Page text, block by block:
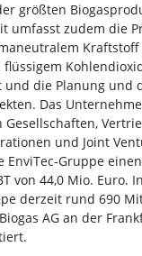
größten
umfasst zudem die
Kraftstoff
die Planung und
Das
und Joint
EnviTec-Gruppe
von 44,0 Mio. Euro.
derzeit rund 690
AG an der